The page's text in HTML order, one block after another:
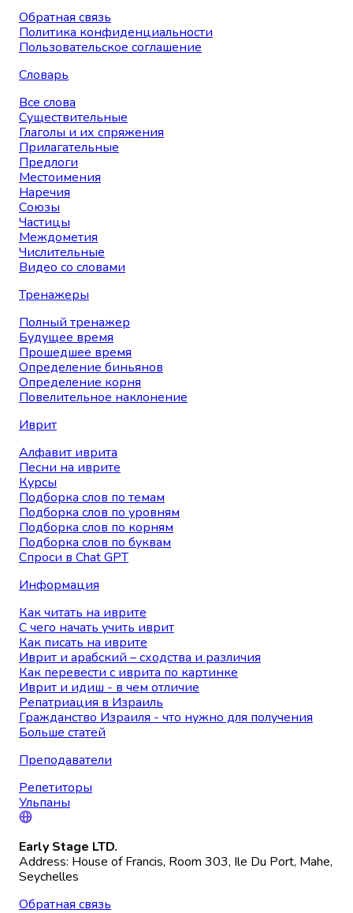
Обратная связь
Политика конфиденциальности
Пользовательское соглашение
Словарь
Все слова
Существительные
Глаголы и их спряжения
Прилагательные
Предлоги
Местоимения
Наречия
Союзы
Частицы
Междометия
Числительные
Видео со словами
Тренажеры
Полный тренажер
Будущее время
Прошедшее время
Определение биньянов
Определение корня
Повелительное наклонение
Иврит
Алфавит иврита
Песни на иврите
Курсы
Подборка слов по темам
Подборка слов по уровням
Подборка слов по корням
Подборка слов по буквам
Спроси в Chat GPT
Информация
Как читать на иврите
С чего начать учить иврит
Как писать на иврите
Иврит и арабский – сходства и различия
Как перевести с иврита по картинке
Иврит и идиш - в чем отличие
Репатриация в Израиль
Гражданство Израиля - что нужно для получения
Больше статей
Преподаватели
Репетиторы
Ульпаны
Early Stage LTD.
Address: House of Francis, Room 303, Ile Du Port, Mahe,
Seychelles
Обратная связь